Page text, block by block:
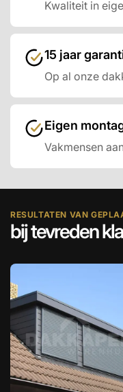
Kwaliteit in
15 jaar
Op al onze
Eigen
Vakmensen
RESULTATEN VAN
bij tevreden